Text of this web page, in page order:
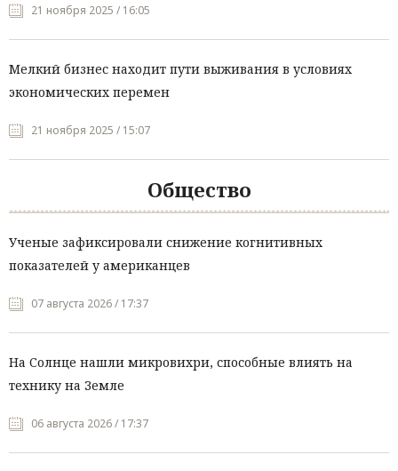
21 ноября 2025 / 16:05
Мелкий бизнес находит пути выживания в условиях
экономических перемен
21 ноября 2025 / 15:07
Общество
Ученые зафиксировали снижение когнитивных
показателей у американцев
07 августа 2026 / 17:37
На Солнце нашли микровихри, способные влиять на
технику на Земле
06 августа 2026 / 17:37